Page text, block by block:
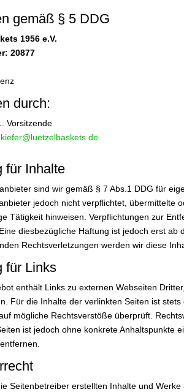
gemäß § 5 DDG
1956 e.V.
20877
durch:
Vorsitzende
für Inhalte
sind wir gemäß § 7 Abs.1 DDG für
jedoch nicht verpflichtet, übermittelte
Tätigkeit hinweisen. Verpflichtungen zur
diesbezügliche Haftung ist jedoch erst
Rechtsverletzungen werden wir diese
für Links
enthält Links zu externen Webseiten
Für die Inhalte der verlinkten Seiten ist
mögliche Rechtsverstöße überprüft.
ist jedoch ohne konkrete Anhaltspunkte
Seitenbetreiber erstellten Inhalte und